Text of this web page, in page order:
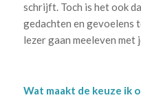
schrijft. Toch is het ook
gedachten en gevoelens
lezer gaan meeleven met
Wat maakt de keuze ik